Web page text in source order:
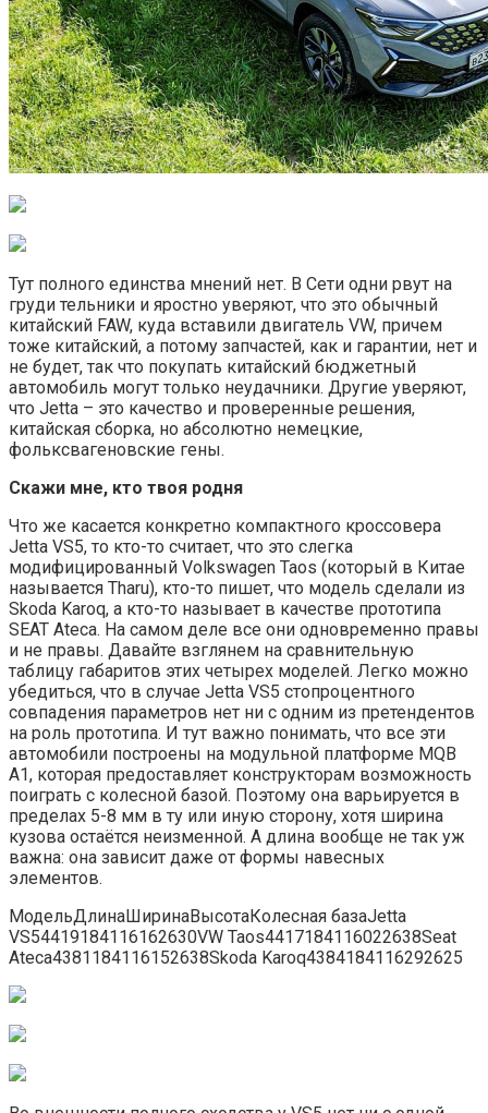
Тут полного единства мнений нет. В Сети одни рвут на
груди тельники и яростно уверяют, что ​​это обычный
китайский FAW, куда вставили двигатель VW, причем
тоже китайский, а потому запчастей, как и гарантии, нет и
не будет, так что покупать китайский бюджетный
автомобиль могут только неудачники. Другие уверяют,
что Jetta – это качество и проверенные решения,
китайская сборка, но абсолютно немецкие,
фольксвагеновские гены.
Скажи мне, кто твоя родня
Что же касается конкретно компактного кроссовера
Jetta VS5, то кто-то считает, что это слегка
модифицированный Volkswagen Taos (который в Китае
называется Tharu), кто-то пишет, что модель сделали из
Skoda Karoq, а кто-то называет в качестве прототипа
SEAT Ateca. На самом деле все они одновременно правы
и не правы. Давайте взглянем на сравнительную
таблицу габаритов этих четырех моделей. Легко можно
убедиться, что в случае Jetta VS5 стопроцентного
совпадения параметров нет ни с одним из претендентов
на роль прототипа. И тут важно понимать, что все эти
автомобили построены на модульной платформе MQB
A1, которая предоставляет конструкторам возможность
поиграть с колесной базой. Поэтому она варьируется в
пределах 5-8 мм в ту или иную сторону, хотя ширина
кузова остаётся неизменной. А длина вообще не так уж
важна: она зависит даже от формы навесных
элементов.
МодельДлинаШиринаВысотаКолесная базаJetta
VS54419184116162630VW Taos4417184116022638Seat
Ateca4381184116152638Skoda Karoq4384184116292625